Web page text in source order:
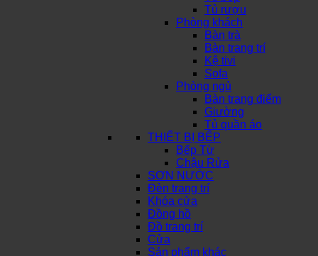
Tủ rượu
Phòng khách
Bàn trà
Bàn trang trí
Kệ tivi
Sofa
Phòng ngủ
Bàn trang điểm
Giường
Tủ quần áo
THIẾT BỊ BẾP
Bếp Từ
Chậu Rửa
SƠN NƯỚC
Đèn trang trí
Khóa cửa
Đồng hồ
Đồ trang trí
Cửa
Sản phẩm khác